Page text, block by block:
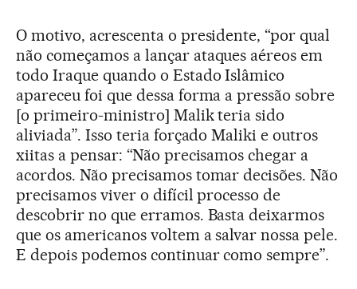
O motivo, acrescenta o presidente, “por qual
não começamos a lançar ataques aéreos em
todo Iraque quando o Estado Islâmico
apareceu foi que dessa forma a pressão sobre
[o primeiro-ministro] Malik teria sido
aliviada”. Isso teria forçado Maliki e outros
xiitas a pensar: “Não precisamos chegar a
acordos. Não precisamos tomar decisões. Não
precisamos viver o difícil processo de
descobrir no que erramos. Basta deixarmos
que os americanos voltem a salvar nossa pele.
E depois podemos continuar como sempre”.